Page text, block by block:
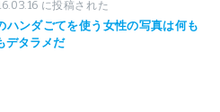
に投稿された
ハンダごてを使う女性の写真は何も
デタラメだ